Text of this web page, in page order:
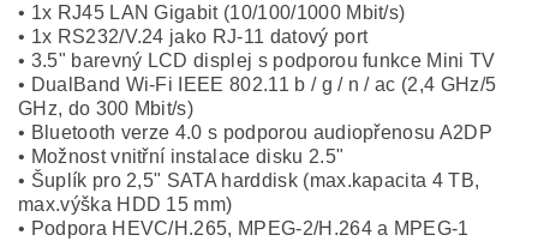
• 1x RJ45 LAN Gigabit (10/100/1000 Mbit/s)
• 1x RS232/V.24 jako RJ-11 datový port
• 3.5" barevný LCD displej s podporou funkce Mini TV
• DualBand Wi-Fi IEEE 802.11 b / g / n / ac (2,4 GHz/5
GHz, do 300 Mbit/s)
• Bluetooth verze 4.0 s podporou audiopřenosu A2DP
• Možnost vnitřní instalace disku 2.5"
• Šuplík pro 2,5" SATA harddisk (max.kapacita 4 TB,
max.výška HDD 15 mm)
• Podpora HEVC/H.265, MPEG-2/H.264 a MPEG-1